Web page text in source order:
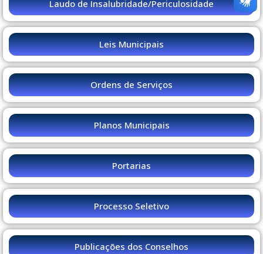
Laudo de Insalubridade/Periculosidade
Leis Municipais
Ordens de Serviços
Planos Municipais
Portarias
Processo Seletivo
Publicações dos Conselhos